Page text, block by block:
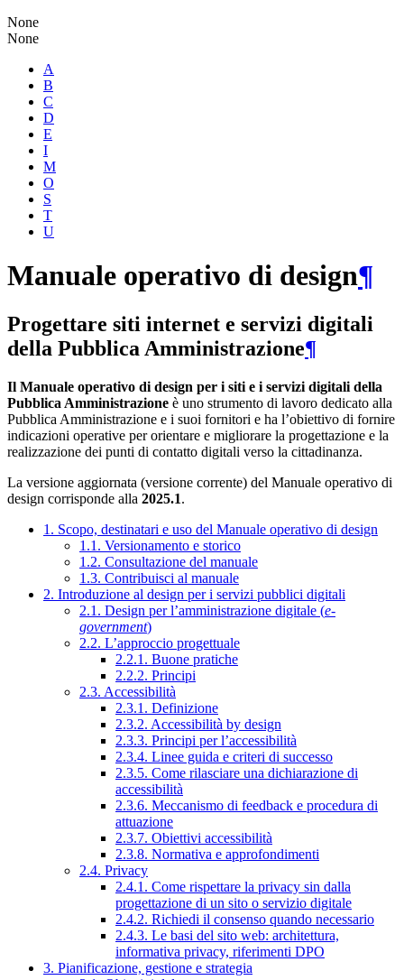
None
None
A
B
C
D
E
I
M
O
S
T
U
Manuale operativo di design¶
Progettare siti internet e servizi digitali
della Pubblica Amministrazione¶
Il Manuale operativo di design per i siti e i servizi digitali della
Pubblica Amministrazione è uno strumento di lavoro dedicato alla
Pubblica Amministrazione e i suoi fornitori e ha l’obiettivo di fornire
indicazioni operative per orientare e migliorare la progettazione e la
realizzazione dei punti di contatto digitali verso la cittadinanza.
La versione aggiornata (versione corrente) del Manuale operativo di
design corrisponde alla 2025.1.
1. Scopo, destinatari e uso del Manuale operativo di design
1.1. Versionamento e storico
1.2. Consultazione del manuale
1.3. Contribuisci al manuale
2. Introduzione al design per i servizi pubblici digitali
2.1. Design per l’amministrazione digitale (e-
government)
2.2. L’approccio progettuale
2.2.1. Buone pratiche
2.2.2. Principi
2.3. Accessibilità
2.3.1. Definizione
2.3.2. Accessibilità by design
2.3.3. Principi per l’accessibilità
2.3.4. Linee guida e criteri di successo
2.3.5. Come rilasciare una dichiarazione di
accessibilità
2.3.6. Meccanismo di feedback e procedura di
attuazione
2.3.7. Obiettivi accessibilità
2.3.8. Normativa e approfondimenti
2.4. Privacy
2.4.1. Come rispettare la privacy sin dalla
progettazione di un sito o servizio digitale
2.4.2. Richiedi il consenso quando necessario
2.4.3. Le basi del sito web: architettura,
informativa privacy, riferimenti DPO
3. Pianificazione, gestione e strategia